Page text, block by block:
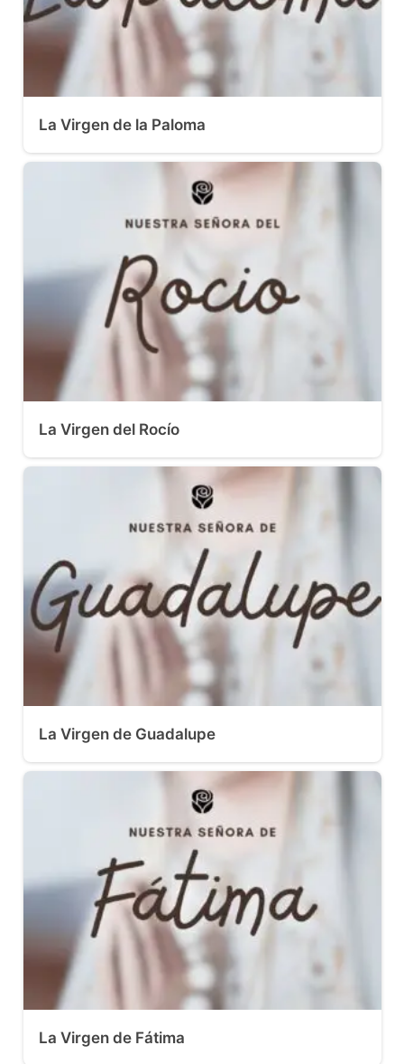
La Virgen de la Paloma
La Virgen del Rocío
La Virgen de Guadalupe
La Virgen de Fátima